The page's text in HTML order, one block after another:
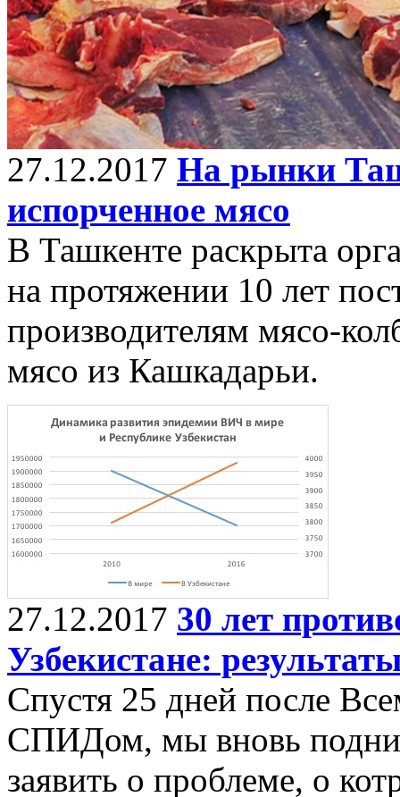
27.12.2017 На рынки
испорченное мясо
В Ташкенте раскрыта
на протяжении 10 лет
производителям мясо-
мясо из Кашкадарьи.
27.12.2017 30 лет
Узбекистане:
Спустя 25 дней после
СПИДом, мы вновь
заявить о проблеме, о